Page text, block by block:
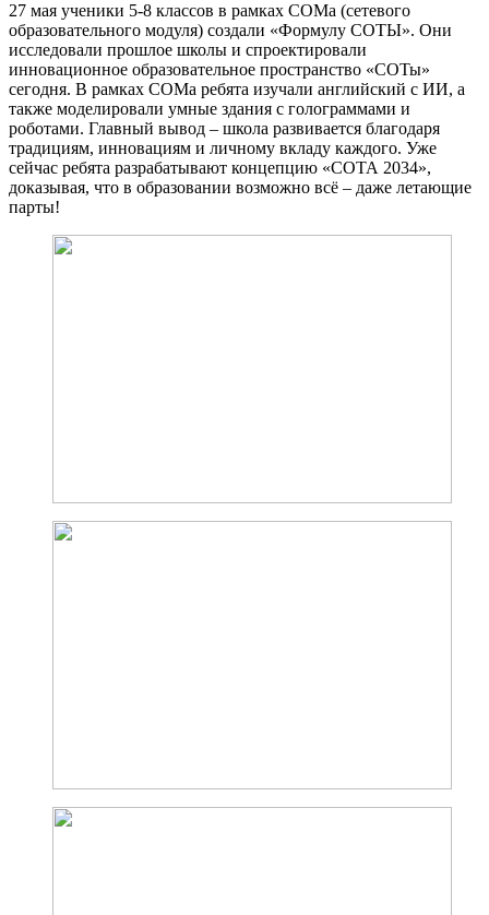
27 мая ученики 5-8 классов в рамках СОМа (сетевого
образовательного модуля) создали «Формулу СОТЫ». Они
исследовали прошлое школы и спроектировали
инновационное образовательное пространство «СОТы»
сегодня. В рамках СОМа ребята изучали английский с ИИ, а
также моделировали умные здания с голограммами и
роботами. Главный вывод – школа развивается благодаря
традициям, инновациям и личному вкладу каждого. Уже
сейчас ребята разрабатывают концепцию «СОТА 2034»,
доказывая, что в образовании возможно всё – даже летающие
парты!